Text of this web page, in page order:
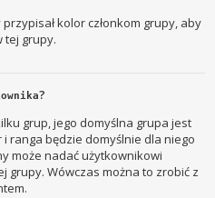
kolor członkom grupy, aby
tej grupy.
?
grup, jego domyślna grupa jest
ranga będzie domyślnie dla niego
może nadać użytkownikowi
grupy. Wówczas można to zrobić z